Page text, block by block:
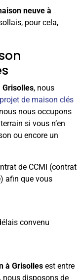
neuve à
pour cela,
Grisolles, nous
projet de maison clés
nous occupons
si vous n’en
ou encore un
de CCMI (contrat
afin que vous
convenu
à Grisolles est entre
nous disposons de